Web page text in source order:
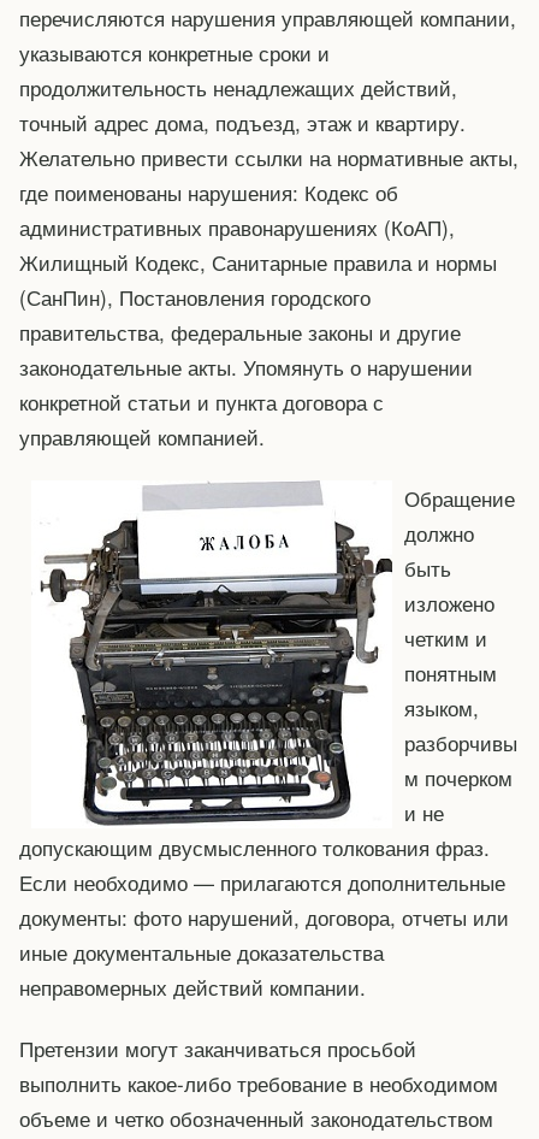
перечисляются нарушения управляющей компании,
указываются конкретные сроки и
продолжительность ненадлежащих действий,
точный адрес дома, подъезд, этаж и квартиру.
Желательно привести ссылки на нормативные акты,
где поименованы нарушения: Кодекс об
административных правонарушениях (КоАП),
Жилищный Кодекс, Санитарные правила и нормы
(СанПин), Постановления городского
правительства, федеральные законы и другие
законодательные акты. Упомянуть о нарушении
конкретной статьи и пункта договора с
управляющей компанией.
Обращение
должно
быть
изложено
четким и
понятным
языком,
разборчивы
м почерком
и не
допускающим двусмысленного толкования фраз.
Если необходимо — прилагаются дополнительные
документы: фото нарушений, договора, отчеты или
иные документальные доказательства
неправомерных действий компании.
Претензии могут заканчиваться просьбой
выполнить какое-либо требование в необходимом
объеме и четко обозначенный законодательством